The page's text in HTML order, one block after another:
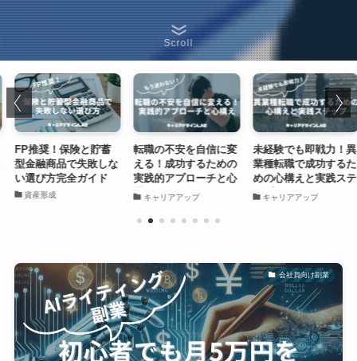
Scroll
FP推奨！保険と貯蓄
型金融商品で失敗しな
い選び方完全ガイド
資産形成
転職の不安を自信に変
える！成功するための
実践的アプローチと心
構えキャリアアップ
未経験でも即戦力！異
業種転職で成功するた
めの心構えと実践ステ
ップキャリアアップ
会社員向け副業